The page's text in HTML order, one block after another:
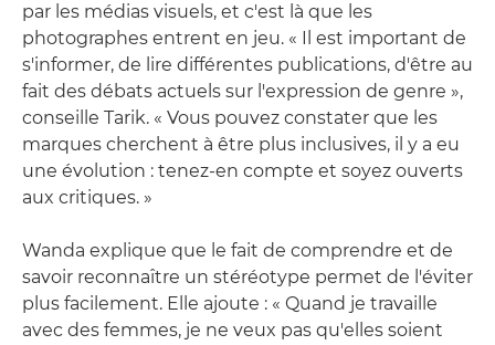
par les médias visuels, et c'est là que les
photographes entrent en jeu. « Il est important de
s'informer, de lire différentes publications, d'être au
fait des débats actuels sur l'expression de genre »,
conseille Tarik. « Vous pouvez constater que les
marques cherchent à être plus inclusives, il y a eu
une évolution : tenez-en compte et soyez ouverts
aux critiques. »
Wanda explique que le fait de comprendre et de
savoir reconnaître un stéréotype permet de l'éviter
plus facilement. Elle ajoute : « Quand je travaille
avec des femmes, je ne veux pas qu'elles soient